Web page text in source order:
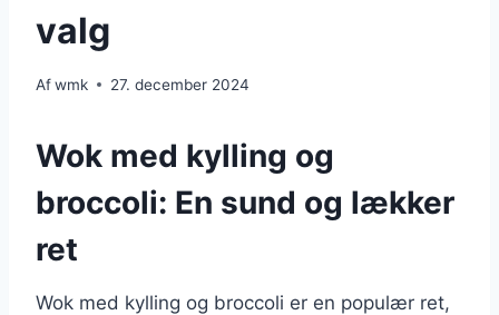
valg
Afwmk 27. december 2024
Wok med kylling og
broccoli: En sund og lækker
ret
Wok med kylling og broccoli er en populær ret,